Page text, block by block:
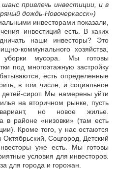
привлечь инвестиции, и в
дождь-Новочеркасск»)
инвесторами показали,
инвестиций есть. В каких
наши инвесторы? Это
коммунального хозяйства,
уборки мусора. Мы готовы
под многоэтажную застройку
есть определенные
в том числе, и социальное
сирот. Мы намерены уйти
на вторичном рынке, пусть
но новое жилье.
в районе «низовки» (там есть
Кроме того, у нас остаются
Соцгород, Детский
уже есть. Мы готовы
условия для инвесторов.
для города и горожан.